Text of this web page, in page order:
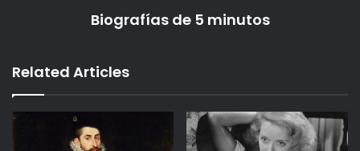
Biografías de 5 minutos
Related Articles